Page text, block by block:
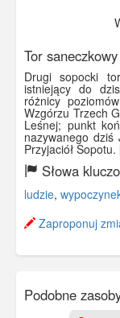
Tor saneczkowy
Drugi sopocki
istniejący do
różnicy
Wzgórzu Trzech
Leśnej; punkt
nazywanego dziś
Przyjaciół
Słowa
ludzie,
Zaproponuj
Podobne